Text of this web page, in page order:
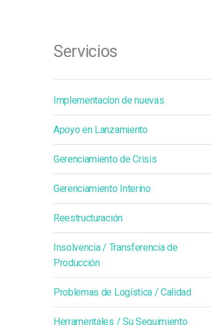
Servicios
Implementacíon de nuevas
Apoyo en Lanzamiento
Gerenciamiento de Crisis
Gerenciamiento Interino
Reestructuración
Insolvencia / Transferencia de
Producción
Problemas de Logística / Calidad
Herramentales / Su Seguimiento